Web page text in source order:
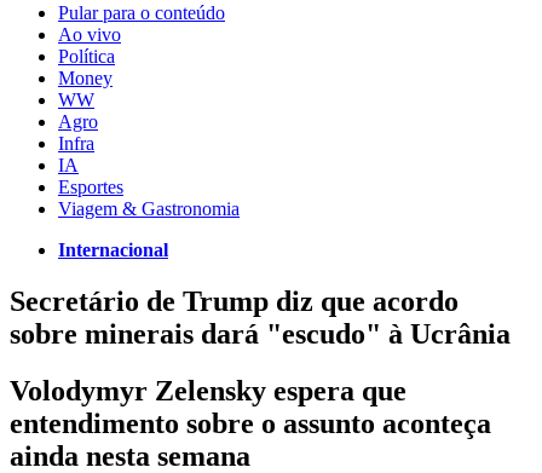
Pular para o conteúdo
Ao vivo
Política
Money
WW
Agro
Infra
IA
Esportes
Viagem & Gastronomia
Internacional
Secretário de Trump diz que acordo
sobre minerais dará "escudo" à Ucrânia
Volodymyr Zelensky espera que
entendimento sobre o assunto aconteça
ainda nesta semana